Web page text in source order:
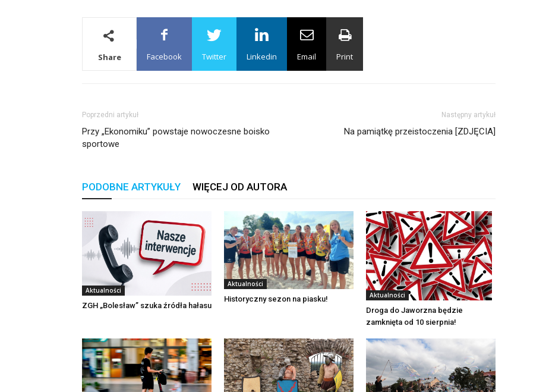
Share Facebook Twitter Linkedin Email Print
Poprzedni artykuł
Przy „Ekonomiku” powstaje nowoczesne boisko
sportowe
Następny artykuł
Na pamiątkę przeistoczenia [ZDJĘCIA]
PODOBNE ARTYKUŁY WIĘCEJ OD AUTORA
Aktualności
ZGH „Bolesław” szuka źródła hałasu
Aktualności
Historyczny sezon na piasku! Aktualności
Droga do Jaworzna będzie
zamknięta od 10 sierpnia!